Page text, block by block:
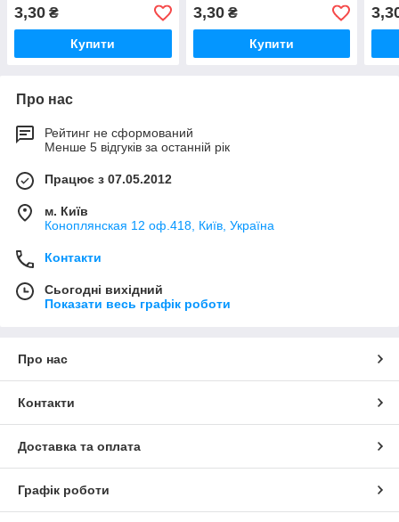
3,30 ₴
Купити
3,30₴
Купити
Про нас
Рейтинг не сформований
Менше 5 відгуків за останній рік
Працює з 07.05.2012
м. Київ
Коноплянская 12 оф.418, Київ, Україна
Контакти
Сьогодні вихідний
Показати весь графік роботи
Про нас
Контакти
Доставка та оплата
Графік роботи